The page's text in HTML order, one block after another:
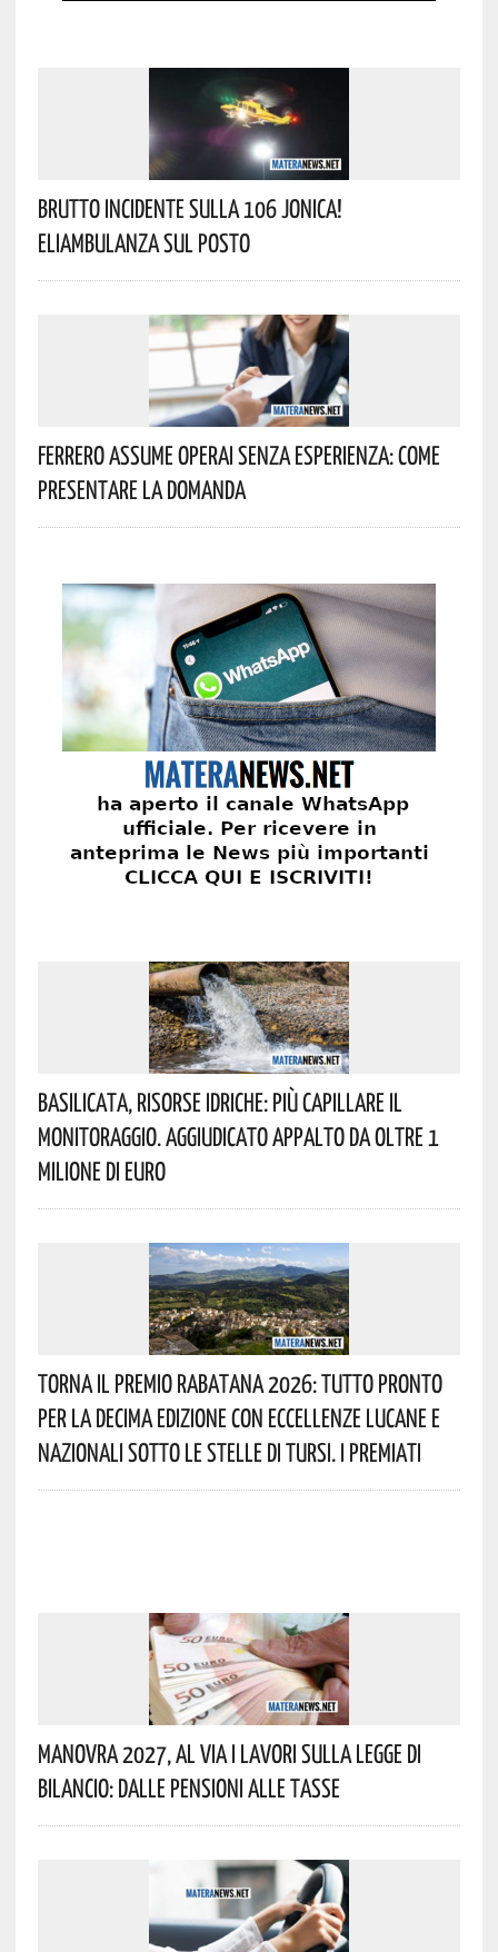
Brutto Incidente Sulla 106 Jonica!
Eliambulanza Sul Posto
Ferrero Assume Operai Senza Esperienza: Come
Presentare La Domanda
Basilicata, Risorse Idriche: Più Capillare Il
Monitoraggio. Aggiudicato Appalto Da Oltre 1
Milione Di Euro
Torna Il Premio Rabatana 2026: Tutto Pronto
Per La Decima Edizione Con Eccellenze Lucane E
Nazionali Sotto Le Stelle Di Tursi. I Premiati
Manovra 2027, Al Via I Lavori Sulla Legge Di
Bilancio: Dalle Pensioni Alle Tasse